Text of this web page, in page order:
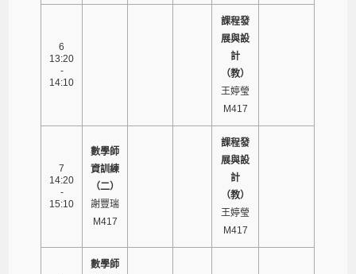
6
13:20
-
14:10
課程發
展與設
計
（教）
王婷瑩
M417
7
14:20
-
15:10
數學師
資訓練
（二）
謝豐瑞
M417
課程發
展與設
計
（教）
王婷瑩
M417
數學師